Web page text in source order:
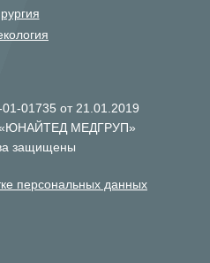
01735 от 21.01.2019
МЕДГРУП»
защищены
персональных данных